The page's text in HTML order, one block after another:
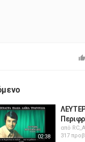
02:38
από
317